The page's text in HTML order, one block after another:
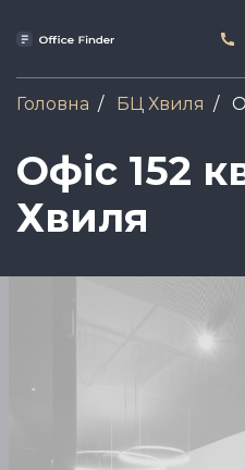
Головна БЦ Хвиля
Офіс 152
Хвиля